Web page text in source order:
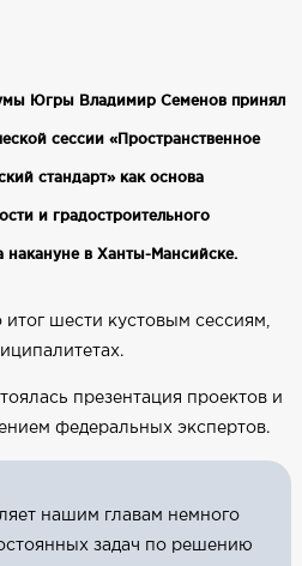
Югры Владимир Семенов принял
сессии «Пространственное
стандарт» как основа
и градостроительного
накануне в Ханты-Мансийске.
шести кустовым сессиям,
презентация проектов и
федеральных экспертов.
нашим главам немного
задач по решению